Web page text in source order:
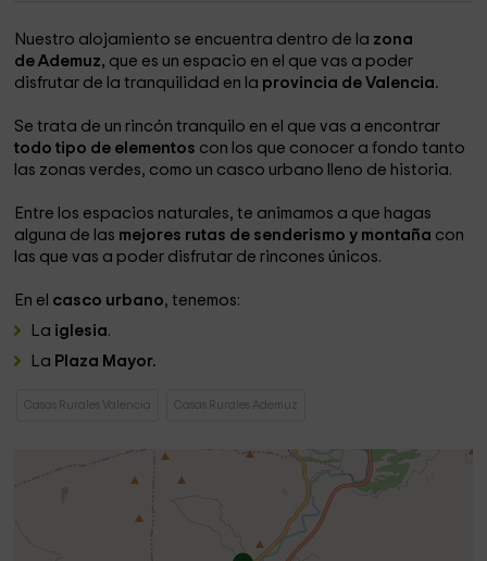
Nuestro alojamiento se encuentra dentro de la zona
de Ademuz, que es un espacio en el que vas a poder
disfrutar de la tranquilidad en la provincia de Valencia.
Se trata de un rincón tranquilo en el que vas a encontrar
todo tipo de elementos con los que conocer a fondo tanto
las zonas verdes, como un casco urbano lleno de historia.
Entre los espacios naturales, te animamos a que hagas
alguna de las mejores rutas de senderismo y montaña con
las que vas a poder disfrutar de rincones únicos.
En el casco urbano, tenemos:
La iglesia.
La Plaza Mayor.
Casas Rurales Valencia Casas Rurales Ademuz